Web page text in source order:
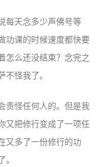
每天念多少声佛号等
功课的时候速度都快要
怎么还没结束？念完之
怪我了。
责怪任何人的。但是我
把修行变成了一项任
又多了一份修行的功